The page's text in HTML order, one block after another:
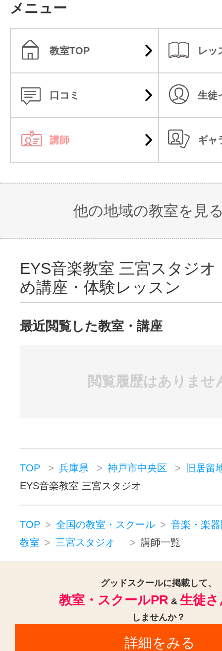
メニュー
教室TOP レッ
口コミ 生徒
講師 ギャ
他の地域の教室を見
EYS音楽教室 三宮スタジ
め講座・体験レッスン
最近閲覧した教室・講座
閲覧履歴はありませ
TOP 兵庫県 神戸市中央区
旧居留
EYS音楽教室 三宮スタジオ
TOP 全国の教室・スクール
音楽・楽
教室
三宮スタジオ 講師一覧
グッドスクールに掲載して、
教室・スクールPR & 生徒
しませんか？
詳細をみる